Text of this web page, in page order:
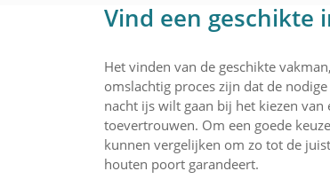
Vind een geschikte
Het vinden van de geschikte
omslachtig proces zijn dat de
nacht ijs wilt gaan bij het kiezen
toevertrouwen. Om een goede
kunnen vergelijken om zo tot de
houten poort garandeert.